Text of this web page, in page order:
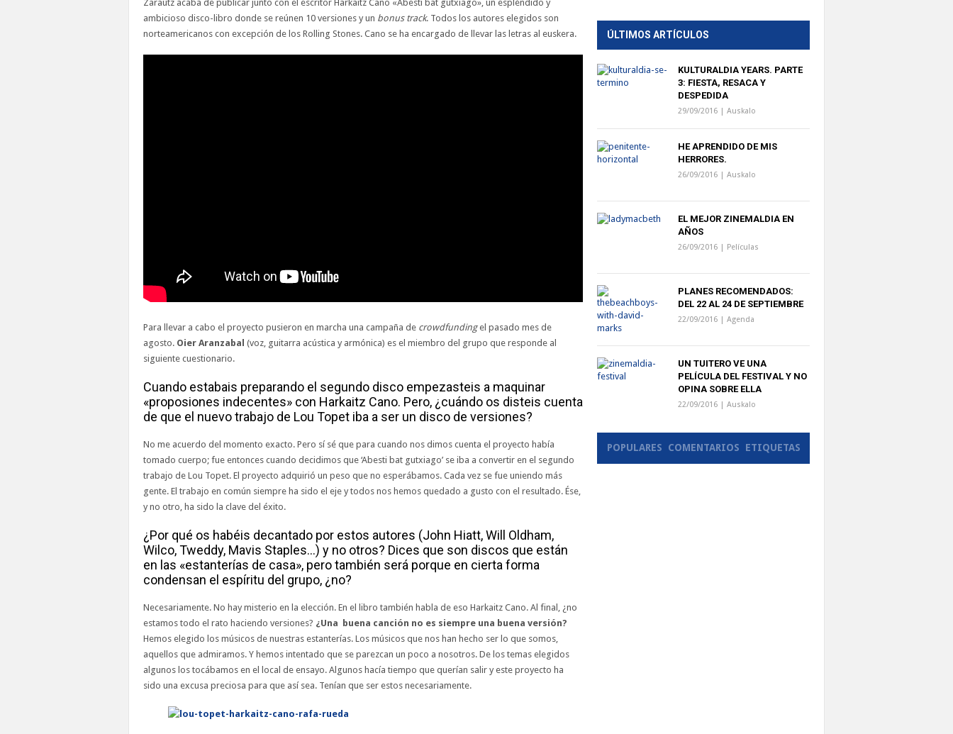
Zarautz acaba de publicar junto con el escritor Harkaitz Cano «Abesti bat gutxiago», un espléndido y
ambicioso disco-libro donde se reúnen 10 versiones y un bonus track. Todos los autores elegidos son
norteamericanos con excepción de los Rolling Stones. Cano se ha encargado de llevar las letras al euskera.
Para llevar a cabo el proyecto pusieron en marcha una campaña de crowdfundingel pasado mes de
agosto. Oier Aranzabal (voz, guitarra acústica y armónica) es el miembro del grupo que responde al
siguiente cuestionario.
Cuando estabais preparando el segundo disco empezasteis a maquinar
«proposiones indecentes» con Harkaitz Cano. Pero, ¿cuándo os disteis cuenta
de que el nuevo trabajo de Lou Topet iba a ser un disco de versiones?
No me acuerdo del momento exacto. Pero sí sé que para cuando nos dimos cuenta el proyecto había
tomado cuerpo; fue entonces cuando decidimos que ‘Abesti bat gutxiago’ se iba a convertir en el segundo
trabajo de Lou Topet. El proyecto adquirió un peso que no esperábamos. Cada vez se fue uniendo más
gente. El trabajo en común siempre ha sido el eje y todos nos hemos quedado a gusto con el resultado. Ése,
y no otro, ha sido la clave del éxito.
¿Por qué os habéis decantado por estos autores (John Hiatt, Will Oldham,
Wilco, Tweddy, Mavis Staples…) y no otros? Dices que son discos que están
en las «estanterías de casa», pero también será porque en cierta forma
condensan el espíritu del grupo, ¿no?
Necesariamente. No hay misterio en la elección. En el libro también habla de eso Harkaitz Cano. Al final, ¿no
estamos todo el rato haciendo versiones? ¿Una buena canción no es siempre una buena versión?
Hemos elegido los músicos de nuestras estanterías. Los músicos que nos han hecho ser lo que somos,
aquellos que admiramos. Y hemos intentado que se parezcan un poco a nosotros. De los temas elegidos
algunos los tocábamos en el local de ensayo. Algunos hacía tiempo que querían salir y este proyecto ha
sido una excusa preciosa para que así sea. Tenían que ser estos necesariamente.
ÚLTIMOS ARTÍCULOS
KULTURALDIA YEARS. PARTE
3: FIESTA, RESACA Y
DESPEDIDA
29/09/2016 | Auskalo
HE APRENDIDO DE MIS
HERRORES.
26/09/2016 | Auskalo
EL MEJOR ZINEMALDIA EN
AÑOS
26/09/2016 | Películas
PLANES RECOMENDADOS:
DEL 22 AL 24 DE SEPTIEMBRE
22/09/2016 | Agenda
UN TUITERO VE UNA
PELÍCULA DEL FESTIVAL Y NO
OPINA SOBRE ELLA
22/09/2016 | Auskalo
POPULARES COMENTARIOS ETIQUETAS